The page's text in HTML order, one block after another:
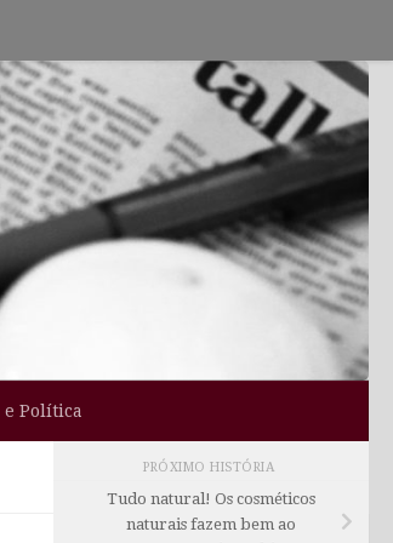
e Política
PRÓXIMO HISTÓRIA
Tudo natural! Os cosméticos
naturais fazem bem ao